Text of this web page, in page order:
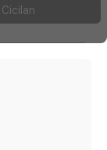
Cicilan